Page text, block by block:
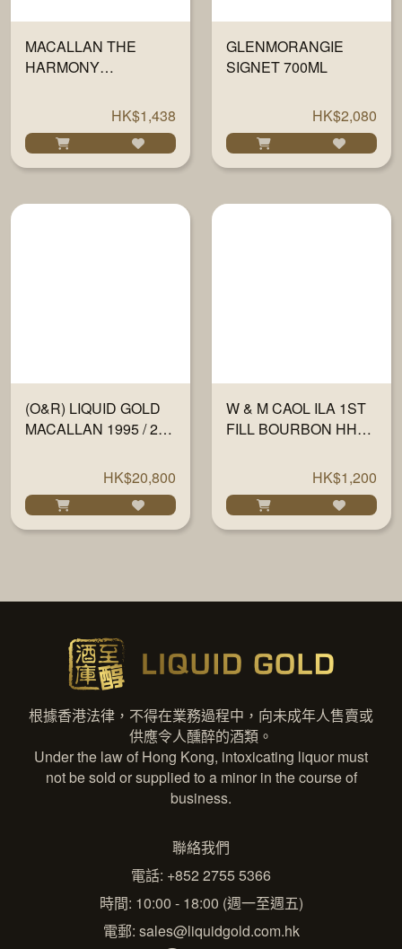
MACALLAN THE
HARMONY
HK$1,438
GLENMORANGIE
SIGNET 700ML
HK$2,080
(O&R) LIQUID GOLD
MACALLAN 1995 / 22
CASK #10115 51.8%
700ML
HK$20,800
W & M CAOL ILA 1ST
FILL BOURBON HHD
HK$1,200
根據香港法律，不得在業務過程中，向未成年人售賣或
供應令人醺醉的酒類。
Under the law of Hong Kong, intoxicating liquor must
not be sold or supplied to a minor in the course of
business.
聯絡我們
電話: +852 2755 5366
時間: 10:00 - 18:00 (週一至週五)
電郵: sales@liquidgold.com.hk